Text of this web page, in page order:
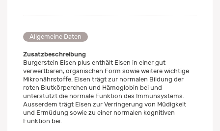
Allgemeine Daten
Zusatzbeschreibung
Burgerstein Eisen plus enthält Eisen in einer gut
verwertbaren, organischen Form sowie weitere wichtige
Mikronährstoffe. Eisen trägt zur normalen Bildung der
roten Blutkörperchen und Hämoglobin bei und
unterstützt die normale Funktion des Immunsystems.
Ausserdem trägt Eisen zur Verringerung von Müdigkeit
und Ermüdung sowie zu einer normalen kognitiven
Funktion bei.